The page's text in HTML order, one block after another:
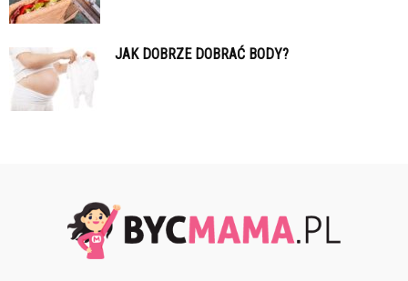
JAK DOBRZE DOBRAĆ BODY?